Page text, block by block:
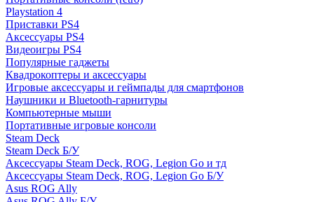
Playstation 4
Приставки PS4
Аксессуары PS4
Видеоигры PS4
Популярные гаджеты
Квадрокоптеры и аксессуары
Игровые аксессуары и геймпады для смартфонов
Наушники и Bluetooth-гарнитуры
Компьютерные мыши
Портативные игровые консоли
Steam Deck
Steam Deck Б/У
Аксессуары Steam Deck, ROG, Legion Go и тд
Аксессуары Steam Deck, ROG, Legion Go Б/У
Asus ROG Ally